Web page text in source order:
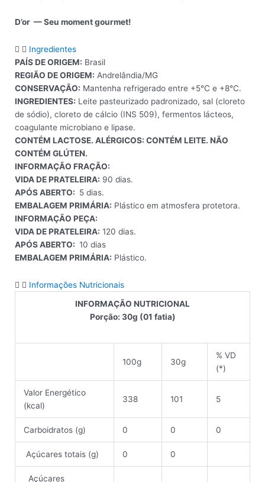
D’or — Seu moment gourmet!
Ingredientes
PAÍS DE ORIGEM: Brasil
REGIÃO DE ORIGEM: Andrelândia/MG
CONSERVAÇÃO: Mantenha refrigerado entre +5°C e +8°C.
INGREDIENTES: Leite pasteurizado padronizado, sal (cloreto
de sódio), cloreto de cálcio (INS 509), fermentos lácteos,
coagulante microbiano e lipase.
CONTÉM LACTOSE. ALÉRGICOS: CONTÉM LEITE. NÃO
CONTÉM GLÚTEN.
INFORMAÇÃO FRAÇÃO:
VIDA DE PRATELEIRA: 90 dias.
APÓS ABERTO: 5 dias.
EMBALAGEM PRIMÁRIA: Plástico em atmosfera protetora.
INFORMAÇÃO PEÇA:
VIDA DE PRATELEIRA: 120 dias.
APÓS ABERTO: 10 dias
EMBALAGEM PRIMÁRIA: Plástico.
Informações Nutricionais
INFORMAÇÃO NUTRICIONAL
Porção: 30g (01 fatia)
100g 30g
% VD
(*)
Valor Energético
(kcal)
338 101 5
Carboidratos (g) 0 0 0
Açúcares totais (g) 0 0
Açúcares